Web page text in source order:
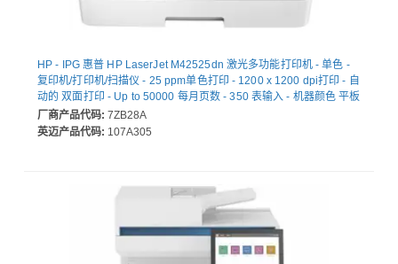
HP - IPG 惠普 HP LaserJet M42525dn 激光多功能打印机 - 单色 -
复印机/打印机/扫描仪 - 25 ppm单色打印 - 1200 x 1200 dpi打印 - 自
动的 双面打印 - Up to 50000 每月页数 - 350 表输入 - 机器颜色 平板
扫描仪 - 600 dpi光学扫描 - Fast Ethernet - USB - 为 普通纸打印
厂商产品代码: 7ZB28A
英迈产品代码: 107A305